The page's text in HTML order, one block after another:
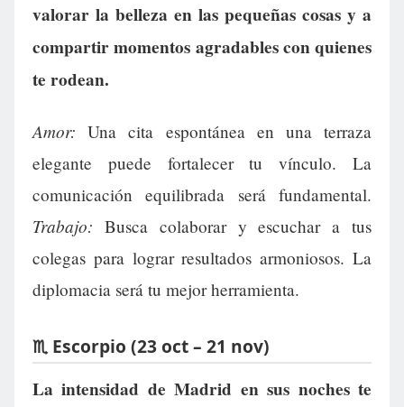
valorar la belleza en las pequeñas cosas y a
compartir momentos agradables con quienes
te rodean.
Amor: Una cita espontánea en una terraza
elegante puede fortalecer tu vínculo. La
comunicación equilibrada será fundamental.
Trabajo: Busca colaborar y escuchar a tus
colegas para lograr resultados armoniosos. La
diplomacia será tu mejor herramienta.
♏ Escorpio (23 oct – 21 nov)
La intensidad de Madrid en sus noches te